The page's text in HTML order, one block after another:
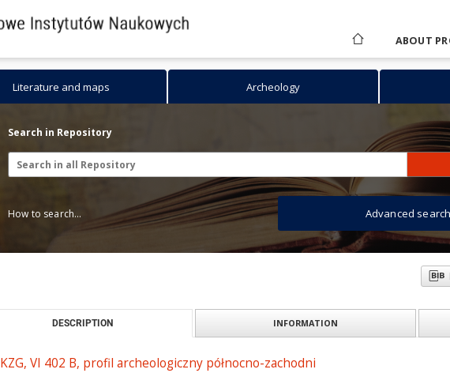
ABOUT
Literature and maps Archeology
Search in Repository
How to search... Advanced
DESCRIPTION INFORMATION
KZG, VI 402 B, profil archeologiczny północno-zachodni